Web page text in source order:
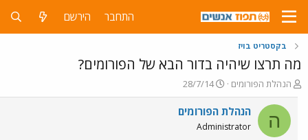
התחבר הירשם
בקסטריט בויז
מה תרצו שיהיה בדור הבא של הפורומים?
פ
ו
ת
ח
ה
הנהלת הפורומים
פ
ו
ר
ם
28/7/14
ה הנהלת הפורומים
Administrator